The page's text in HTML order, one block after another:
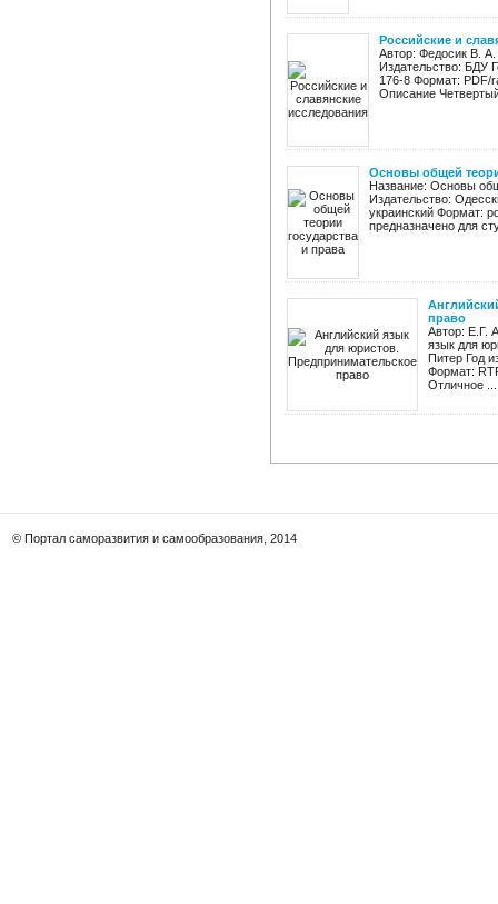
Российские и
Автор: Федосик В. А.
Издательство: БДУ
176-8 Формат: PDF/
Описание
Основы общей
Название: Основы
Издательство:
украинский Формат:
предназначено для
право
Автор: Е.Г.
язык для
Питер Год
Формат:
Отличное ...
© Портал саморазвития и самообразования, 2014